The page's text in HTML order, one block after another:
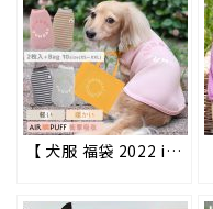
【 犬服 福袋 2022 idog 】iDogの国産ドッグウェアを気軽にお試し！福袋 スタンダードパック 2枚入り 好評販売中!! #72